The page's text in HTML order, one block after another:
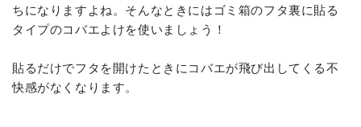
ちになりますよね。そんなときにはゴミ箱のフタ裏に貼る
タイプのコバエよけを使いましょう！
貼るだけでフタを開けたときにコバエが飛び出してくる不
快感がなくなります。